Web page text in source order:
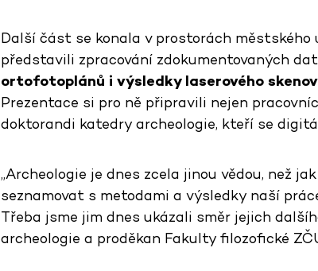
Další část se konala v prostorách městského
představili zpracování zdokumentovaných
ortofotoplánů i výsledky laserového
Prezentace si pro ně připravili nejen
doktorandi katedry archeologie, kteří se
„Archeologie je dnes zcela jinou vědou, než
seznamovat s metodami a výsledky naší
Třeba jsme jim dnes ukázali směr jejich
archeologie a proděkan Fakulty filozofické